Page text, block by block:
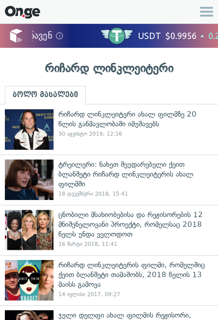
რიჩარდ ლინკლეიტერი
ბოლო მასალები
რიჩარდ ლინკლეიტერი ახალ ფილმზე 20
წლის განმავლობაში იმუშავებს
30 აგვისტო 2019, 12:16
ტრეილერი: ნახეთ შეუდარებელი ქეით
ბლანშეტი რიჩარდ ლინკლეიტერის ახალ
ფილმში
18 დეკემბერი 2018, 15:41
ცნობილი მსახიობებისა და რეჟისორების 12
მნიშვნელოვანი პროექტი, რომელსაც 2018
წელს უნდა ველოდოთ
16 მარტი 2018, 11:41
რიჩარდ ლინკლეიტერის ფილმი, რომელშიც
ქეით ბლანშეტი თამაშობს, 2018 წელის 13
მაისს გამოვა
14 ივლისი 2017, 09:27
ჯული დელფი ახალ ფილმის რეჟისორი,